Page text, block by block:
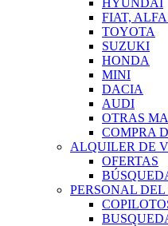
HYUNDAI
FIAT,
TOYOTA
SUZUKI
HONDA
MINI
DACIA
AUDI
OTRAS
COMPRA
ALQUILER DE
OFERTAS
PERSONAL DEL